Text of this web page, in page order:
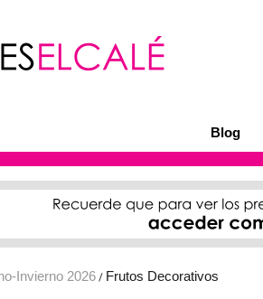
Blog
Invierno 2026 / Frutos Decorativos